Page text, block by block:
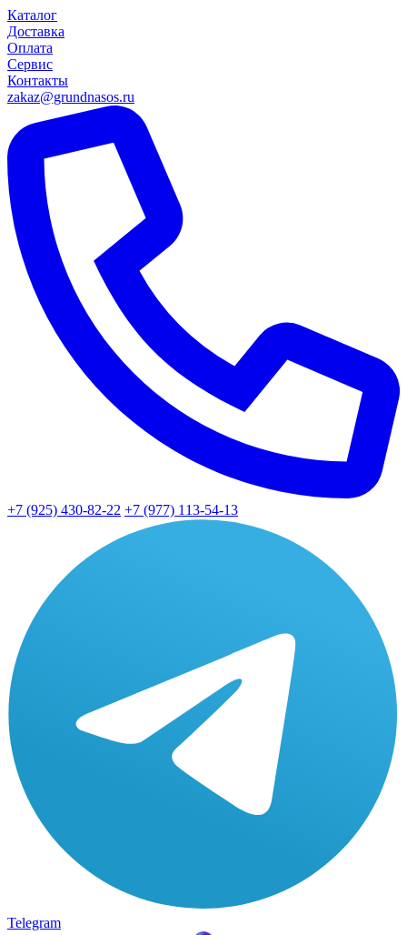
Каталог
Доставка
Оплата
Сервис
Контакты
zakaz@grundnasos.ru
+7 (925) 430-82-22 +7 (977) 113-54-13
Telegram